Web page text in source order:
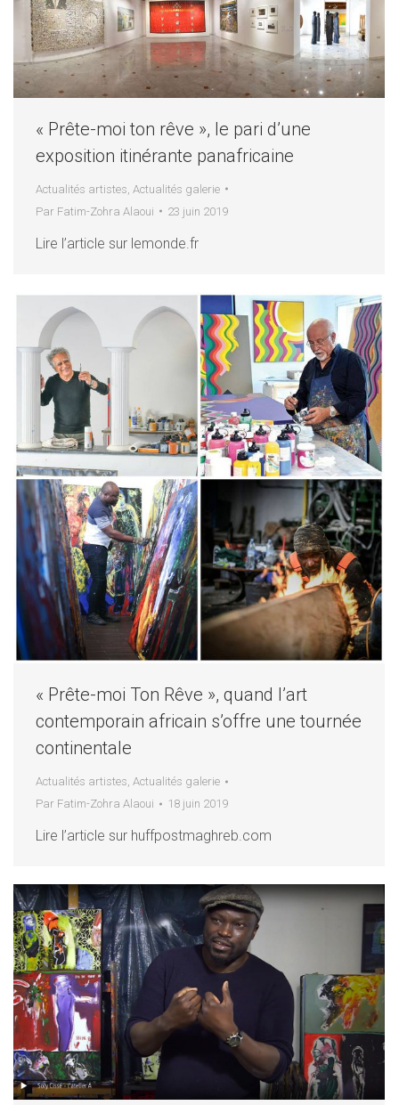
« Prête-moi ton rêve », le pari d’une
exposition itinérante panafricaine
Actualités artistes Actualités galerie
Par Fatim-Zohra Alaoui 23 juin 2019
Lire l’article sur lemonde.fr
« Prête-moi Ton Rêve », quand l’art
contemporain africain s’offre une tournée
continentale
Actualités artistes, Actualités galerie
Par Fatim-Zohra Alaoui 18 juin 2019
Lire l’article sur huffpostmaghreb.com